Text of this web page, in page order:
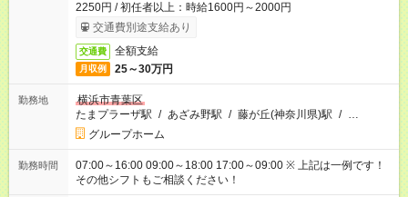
2250円 / 初任者以上：時給1600円～2000円
交通費別途支給あり
交通費 全額支給
月収例 25～30万円
勤務地
横浜市青葉区
たまプラーザ駅 / あざみ野駅 / 藤が丘(神奈川県)駅 / …
グループホーム
勤務時間
07:00～16:00 09:00～18:00 17:00～09:00 ※ 上記は一例です！
その他シフトもご相談ください！